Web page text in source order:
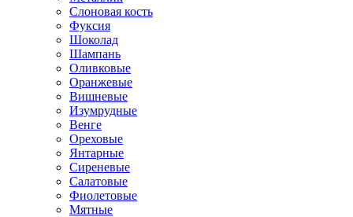
Слоновая кость
Фуксия
Шоколад
Шампань
Оливковые
Оранжевые
Вишневые
Изумрудные
Венге
Ореховые
Янтарные
Сиреневые
Салатовые
Фиолетовые
Мятные